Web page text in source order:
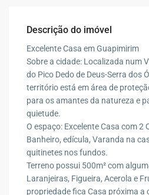
Descrição do imóvel
Excelente Casa em Guapimirim
Sobre a cidade: Localizada num
do Pico Dedo de Deus-Serra dos
território está em área de
para os amantes da natureza e
quietude.
O espaço: Excelente Casa com 2
Banheiro, edícula, Varanda na
quitinetes nos fundos.
Terreno possui 500m² com
Laranjeiras, Figueira, Acerola e
propriedade fica Casa próxima a